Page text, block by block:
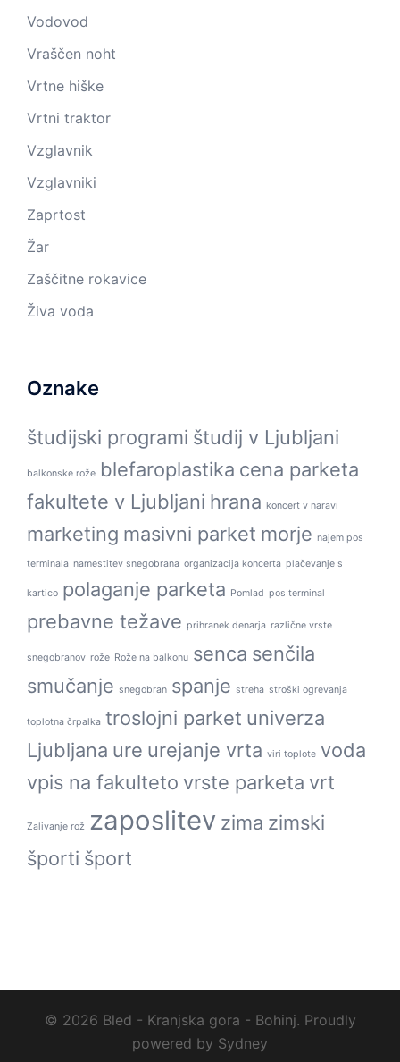
Vodovod
Vraščen noht
Vrtne hiške
Vrtni traktor
Vzglavnik
Vzglavniki
Zaprtost
Žar
Zaščitne rokavice
Živa voda
Oznake
študijski programi študij v Ljubljani
balkonske rože blefaroplastika cena parketa
fakultete v Ljubljani hrana koncert v naravi
marketing masivni parket morje najem pos
terminala namestitev snegobrana organizacija koncerta plačevanje s
kartico polaganje parketa Pomlad pos terminal
prebavne težave prihranek denarja različne vrste
snegobranov rože Rože na balkonu senca senčila
smučanje snegobran spanje streha stroški ogrevanja
toplotna črpalka troslojni parket univerza
Ljubljana ure urejanje vrta viri toplote voda
vpis na fakulteto vrste parketa vrt
Zalivanje rož zaposlitev zima zimski
športi šport
© 2026 Bled - Kranjska gora - Bohinj. Proudly
powered by Sydney